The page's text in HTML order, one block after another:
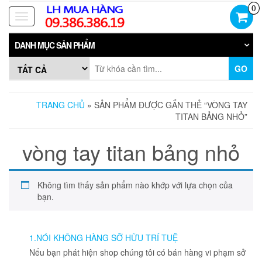
Skip
the
content
Toggle
navigation
0
DANH MỤC SẢN PHẨM
GO
TRANG CHỦ » SẢN PHẨM ĐƯỢC GẮN THẺ “VÒNG TAY
TITAN BẢNG NHỎ”
vòng tay titan bảng nhỏ
Không tìm thấy sản phẩm nào khớp với lựa chọn của
bạn.
1.NÓI KHÔNG HÀNG SỠ HỮU TRÍ TUỆ
Nếu bạn phát hiện shop chúng tôi có bán hàng vi phạm sở